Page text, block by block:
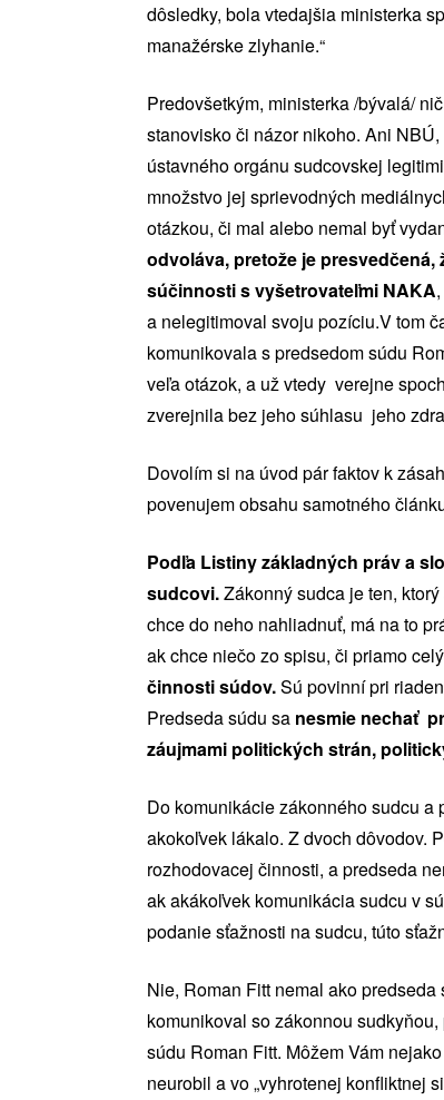
dôsledky, bola vtedajšia ministerka
manažérske zlyhanie.“
Predovšetkým, ministerka /bývalá/
stanovisko či názor nikoho. Ani
ústavného orgánu sudcovskej
množstvo jej sprievodných
otázkou, či mal alebo nemal byť
odvoláva, pretože je
súčinnosti s vyšetrovateľmi NAKA
a nelegitimoval svoju pozíciu.V tom
komunikovala s predsedom súdu
veľa otázok, a už vtedy verejne
zverejnila bez jeho súhlasu jeho
Dovolím si na úvod pár faktov k
povenujem obsahu samotného
Podľa Listiny základných práv a
sudcovi.Zákonný sudca je ten,
chce do neho nahliadnuť, má na to
ak chce niečo zo spisu, či priamo
činnosti súdov.Sú povinní pri
Predseda súdu sa nesmie nechať
záujmami politických strán,
Do komunikácie zákonného sudcu
akokoľvek lákalo. Z dvoch dôvodov.
rozhodovacej činnosti, a predseda
ak akákoľvek komunikácia sudcu v
podanie sťažnosti na sudcu, túto
Nie, Roman Fitt nemal ako
komunikoval so zákonnou
súdu Roman Fitt. Môžem Vám
neurobil a vo „vyhrotenej konfliktnej